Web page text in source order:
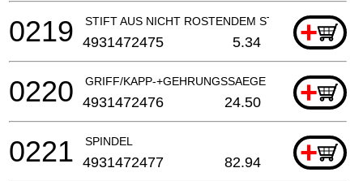
STIFT AUS NICHT ROSTENDEM STAHL (2 benötigt)
+
0219 4931472475 5.34
GRIFF/KAPP-+GEHRUNGSSAEGE +
0220 4931472476 24.50
SPINDEL +
0221 4931472477 82.94